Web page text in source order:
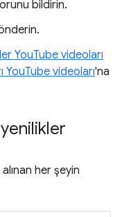
bildirin.
YouTube videoları
YouTube videoları'na
her şeyin